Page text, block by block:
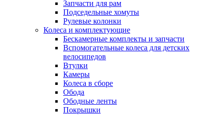
Запчасти для рам
Подседельные хомуты
Рулевые колонки
Колеса и комплектующие
Бескамерные комплекты и запчасти
Вспомогательные колеса для детских
велосипедов
Втулки
Камеры
Колеса в сборе
Обода
Ободные ленты
Покрышки